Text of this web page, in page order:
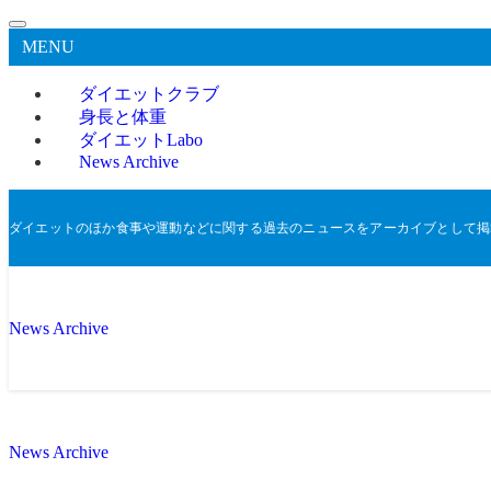
MENU
ダイエットクラブ
身長と体重
ダイエットLabo
News Archive
ダイエットのほか食事や運動などに関する過去のニュースをアーカイブとして
News Archive
News Archive